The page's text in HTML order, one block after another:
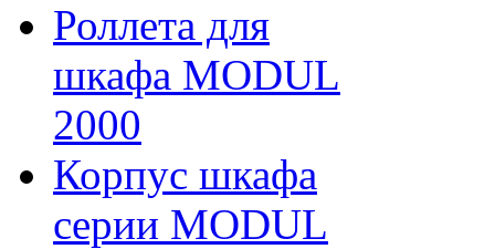
Роллета для
шкафа MODUL
2000
Корпус шкафа
серии MODUL